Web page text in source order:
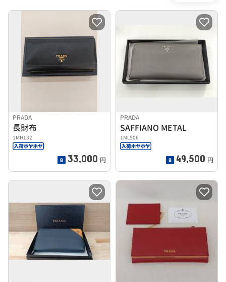
PRADA
長財布
1MH132
33,000 円
PRADA
SAFFIANO METAL
1ML506
49,500 円